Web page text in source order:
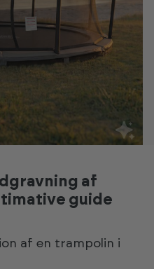
af
guide
af en trampolin i